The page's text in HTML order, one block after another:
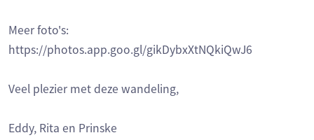
Meer foto's:
https://photos.app.goo.gl/gikDybxXtNQkiQwJ6
Veel plezier met deze wandeling,
Eddy, Rita en Prinske